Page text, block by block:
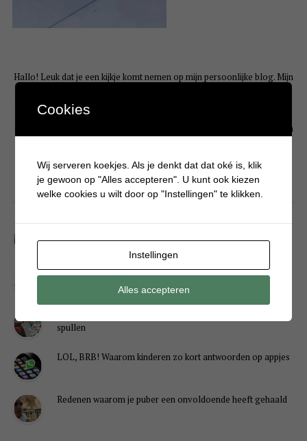
Hallo! Leuk dat je een kijkje komt nemen op mijn persoonlijke blog. Mijn
Batboy deel ik bijna dagelijks artikelen over gezellige dagjes uit, tips
over jongensspeelgoed, knutselen, eten, alles wat typisch jongens is en
LIFESTYLE
Vanaf welke leeftijd krijgen jongens de baard in de keel?
spullen
LOL, BRB! Waarom kinderen zo kort antwoorden op appjes
Redenen waarom je puber een onvoldoende heeft gehaald
Cookies
Wij serveren koekjes. Als je denkt dat dat oké is, klik
je gewoon op "Alles accepteren". U kunt ook kiezen
welke cookies u wilt door op "Instellingen" te klikken.
Instellingen
Alles accepteren